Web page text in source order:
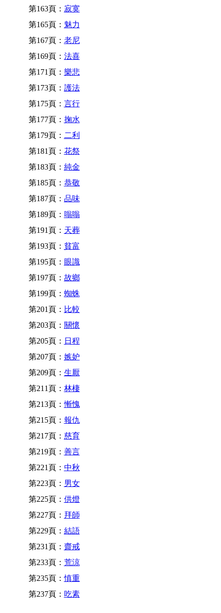
第163頁： 寂寞
第165頁： 魅力
第167頁： 老尼
第169頁： 法喜
第171頁： 樂悲
第173頁： 護法
第175頁： 言行
第177頁： 掬水
第179頁： 二利
第181頁： 花祭
第183頁： 純金
第185頁： 恭敬
第187頁： 品味
第189頁： 嗡嗡
第191頁： 天葬
第193頁： 貧富
第195頁： 眼識
第197頁： 故鄉
第199頁： 蜘蛛
第201頁： 比較
第203頁： 關懷
第205頁： 日程
第207頁： 嫉妒
第209頁： 生厭
第211頁： 林棲
第213頁：慚愧
第215頁： 報仇
第217頁： 慈育
第219頁： 善言
第221頁： 中秋
第223頁： 男女
第225頁： 供燈
第227頁： 拜師
第229頁： 結語
第231頁： 齋戒
第233頁： 荒涼
第235頁：慎重
第237頁： 吃素